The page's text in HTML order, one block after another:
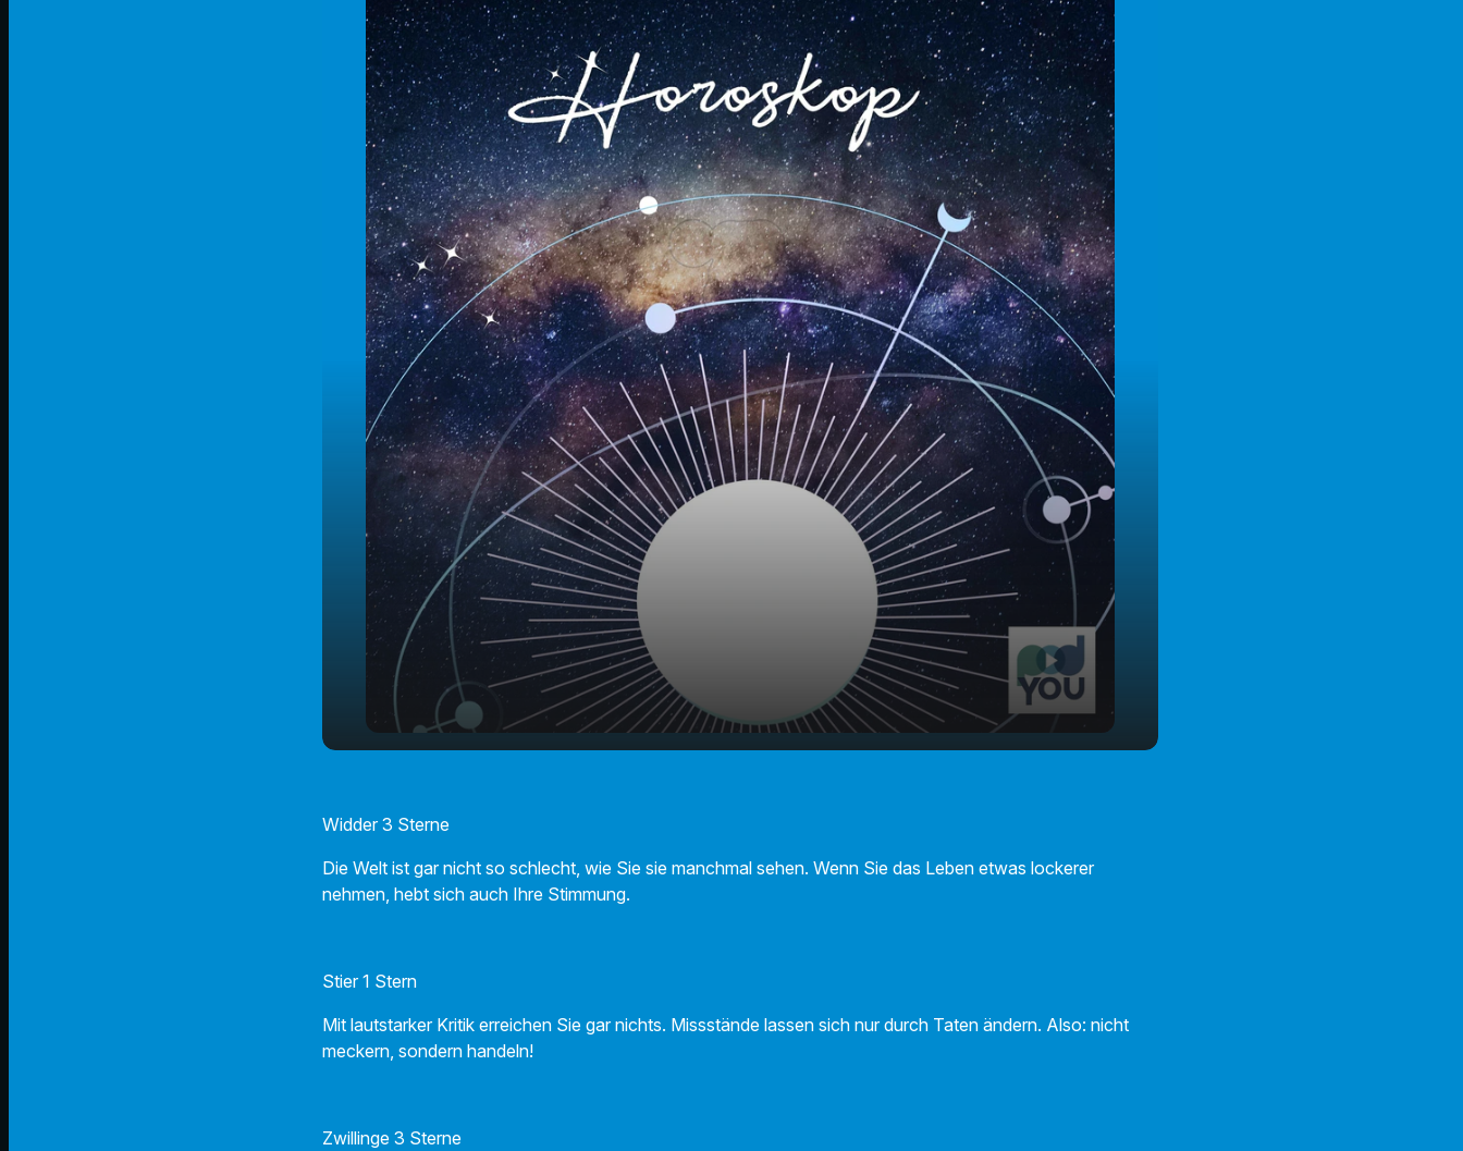
Widder 3 Sterne
Die Welt ist gar nicht so schlecht, wie Sie sie manchmal sehen. Wenn Sie das Leben etwas lockerer
nehmen, hebt sich auch Ihre Stimmung.
Stier 1 Stern
Mit lautstarker Kritik erreichen Sie gar nichts. Missstände lassen sich nur durch Taten ändern. Also: nicht
meckern, sondern handeln!
Zwillinge 3 Sterne